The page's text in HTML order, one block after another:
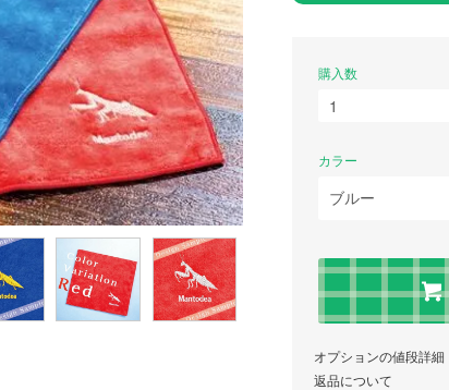
購入数
カラー
オプションの値段詳細
返品について